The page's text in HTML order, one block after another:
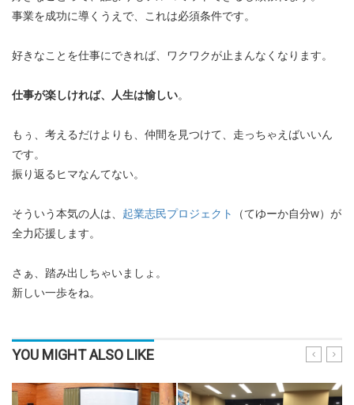
事業を成功に導くうえで、これは必須条件です。
好きなことを仕事にできれば、ワクワクが止まんなくなります。
仕事が楽しければ、人生は愉しい。
もぅ、考えるだけよりも、仲間を見つけて、走っちゃえばいいん
です。
振り返るヒマなんてない。
そういう本気の人は、 起業志民プロジェクト
（てゆーか自分w）が
全力応援します。
さぁ、踏み出しちゃいましょ。
新しい一歩をね。
YOU MIGHT ALSO LIKE